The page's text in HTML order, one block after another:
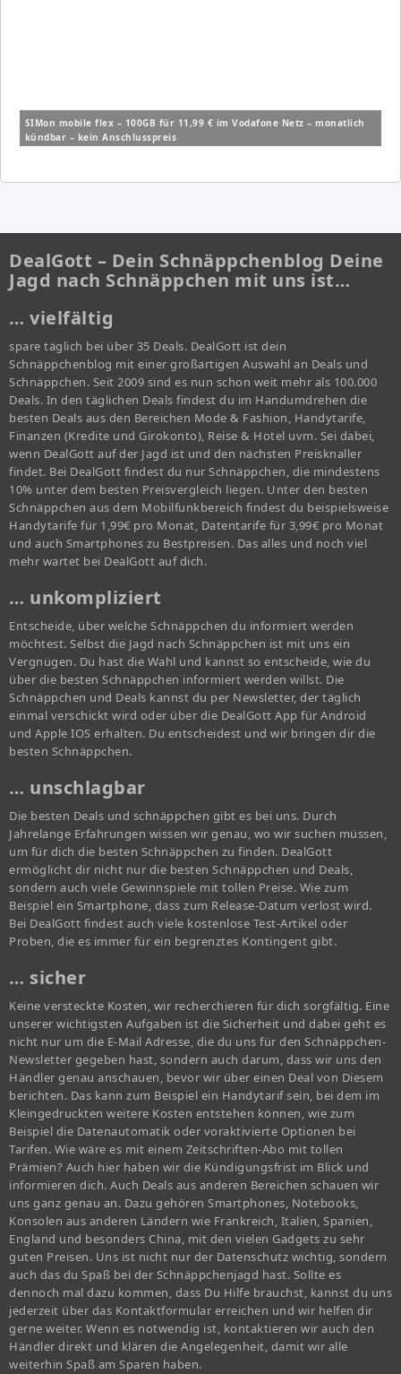
SIMon mobile flex – 100GB für 11,99 € im Vodafone Netz – monatlich
kündbar – kein Anschlusspreis
DealGott – Dein Schnäppchenblog Deine
Jagd nach Schnäppchen mit uns ist…
… vielfältig
spare täglich bei über 35 Deals. DealGott ist dein
Schnäppchenblog mit einer großartigen Auswahl an Deals und
Schnäppchen. Seit 2009 sind es nun schon weit mehr als 100.000
Deals. In den täglichen Deals findest du im Handumdrehen die
besten Deals aus den Bereichen Mode & Fashion, Handytarife,
Finanzen (Kredite und Girokonto), Reise & Hotel uvm. Sei dabei,
wenn DealGott auf der Jagd ist und den nächsten Preisknaller
findet. Bei DealGott findest du nur Schnäppchen, die mindestens
10% unter dem besten Preisvergleich liegen. Unter den besten
Schnäppchen aus dem Mobilfunkbereich findest du beispielsweise
Handytarife für 1,99€ pro Monat, Datentarife für 3,99€ pro Monat
und auch Smartphones zu Bestpreisen. Das alles und noch viel
mehr wartet bei DealGott auf dich.
… unkompliziert
Entscheide, über welche Schnäppchen du informiert werden
möchtest. Selbst die Jagd nach Schnäppchen ist mit uns ein
Vergnügen. Du hast die Wahl und kannst so entscheide, wie du
über die besten Schnäppchen informiert werden willst. Die
Schnäppchen und Deals kannst du per Newsletter, der täglich
einmal verschickt wird oder über die DealGott App für Android
und Apple IOS erhalten. Du entscheidest und wir bringen dir die
besten Schnäppchen.
… unschlagbar
Die besten Deals und schnäppchen gibt es bei uns. Durch
Jahrelange Erfahrungen wissen wir genau, wo wir suchen müssen,
um für dich die besten Schnäppchen zu finden. DealGott
ermöglicht dir nicht nur die besten Schnäppchen und Deals,
sondern auch viele Gewinnspiele mit tollen Preise. Wie zum
Beispiel ein Smartphone, dass zum Release-Datum verlost wird.
Bei DealGott findest auch viele kostenlose Test-Artikel oder
Proben, die es immer für ein begrenztes Kontingent gibt.
… sicher
Keine versteckte Kosten, wir recherchieren für dich sorgfältig. Eine
unserer wichtigsten Aufgaben ist die Sicherheit und dabei geht es
nicht nur um die E-Mail Adresse, die du uns für den Schnäppchen-
Newsletter gegeben hast, sondern auch darum, dass wir uns den
Händler genau anschauen, bevor wir über einen Deal von Diesem
berichten. Das kann zum Beispiel ein Handytarif sein, bei dem im
Kleingedruckten weitere Kosten entstehen können, wie zum
Beispiel die Datenautomatik oder voraktivierte Optionen bei
Tarifen. Wie wäre es mit einem Zeitschriften-Abo mit tollen
Prämien? Auch hier haben wir die Kündigungsfrist im Blick und
informieren dich. Auch Deals aus anderen Bereichen schauen wir
uns ganz genau an. Dazu gehören Smartphones, Notebooks,
Konsolen aus anderen Ländern wie Frankreich, Italien, Spanien,
England und besonders China, mit den vielen Gadgets zu sehr
guten Preisen. Uns ist nicht nur der Datenschutz wichtig, sondern
auch das du Spaß bei der Schnäppchenjagd hast. Sollte es
dennoch mal dazu kommen, dass Du Hilfe brauchst, kannst du uns
jederzeit über das Kontaktformular erreichen und wir helfen dir
gerne weiter. Wenn es notwendig ist, kontaktieren wir auch den
Händler direkt und klären die Angelegenheit, damit wir alle
weiterhin Spaß am Sparen haben.